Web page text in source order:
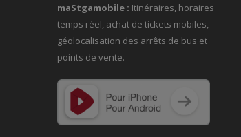
maStgamobile : Itinéraires, horaires
temps réel, achat de tickets mobiles,
géolocalisation des arrêts de bus et
points de vente.